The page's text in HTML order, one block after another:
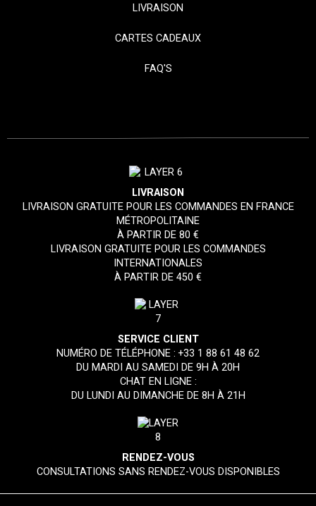
LIVRAISON
CARTES CADEAUX
FAQ'S
LIVRAISON
LIVRAISON GRATUITE POUR LES COMMANDES EN FRANCE
MÉTROPOLITAINE
À PARTIR DE 80 €
LIVRAISON GRATUITE POUR LES COMMANDES
INTERNATIONALES
À PARTIR DE 450 €
SERVICE CLIENT
NUMÉRO DE TÉLÉPHONE :+33 1 88 61 48 62
DU MARDI AU SAMEDI DE 9H À 20H
CHAT EN LIGNE :
DU LUNDI AU DIMANCHE DE 8H À 21H
RENDEZ-VOUS
CONSULTATIONS SANS RENDEZ-VOUS DISPONIBLES